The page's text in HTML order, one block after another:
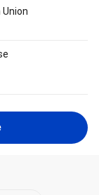
Union